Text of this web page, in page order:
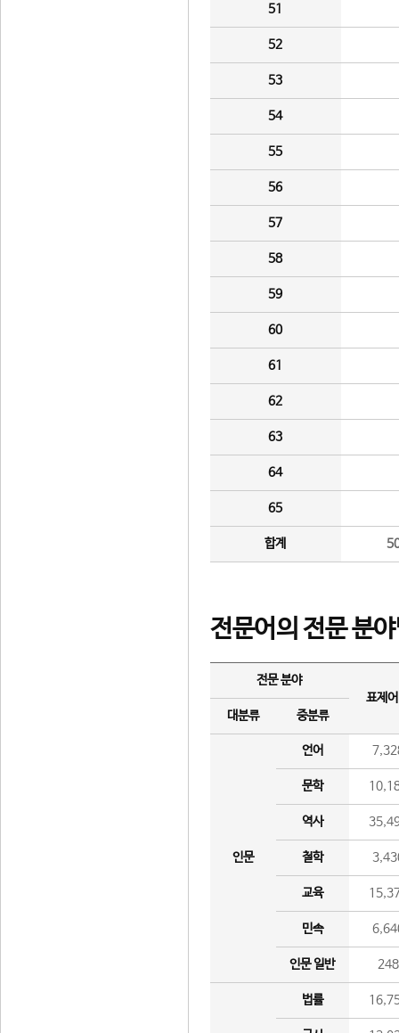
51
52
53
54
55
56
57
58
59
60
61
62
63
64
65
합계
전문어의 전문 분
전문 분야
표제
대분류
중분류
인문
언어
문학
역사
철학
교육
민속
인문 일반 248
법률